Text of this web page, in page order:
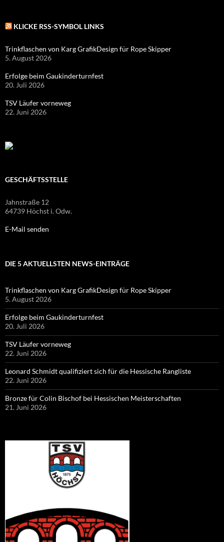
KLICKE RSS-SYMBOL LINKS
Trinkflaschen von Karg GrafikDesign für Rope Skipper
5. August 2026
Erfolge beim Gaukinderturnfest
20. Juli 2026
TSV Läufer vorneweg
22. Juni 2026
GESCHÄFTSSTELLE
Jahnstraße 12
64739 Höchst i. Odw.
E-Mail senden
DIE 5 AKTUELLSTEN NEWS-EINTRÄGE
Trinkflaschen von Karg GrafikDesign für Rope Skipper
5. August 2026
Erfolge beim Gaukinderturnfest
20. Juli 2026
TSV Läufer vorneweg
22. Juni 2026
Leonard Schmidt qualifiziert sich für die Hessische Rangliste
22. Juni 2026
Bronze für Colin Bischof bei Hessischen Meisterschaften
21. Juni 2026